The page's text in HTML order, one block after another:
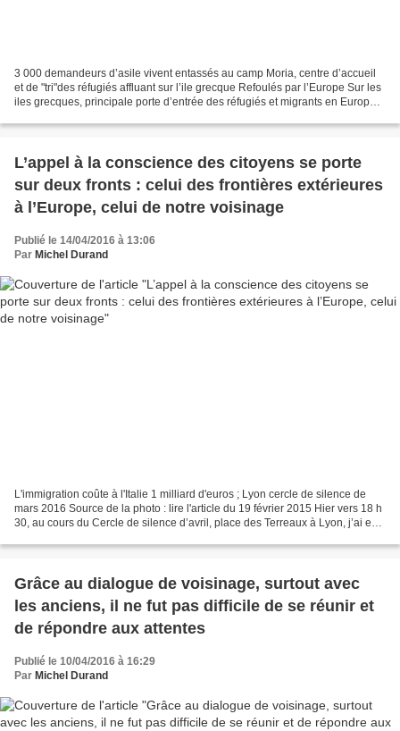
3 000 demandeurs d’asile vivent entassés au camp Moria, centre d’accueil
et de "tri"des réfugiés affluant sur l’ile grecque Refoulés par l’Europe Sur les
iles grecques, principale porte d’entrée des réfugiés et migrants en Europe
L’appel à la conscience des citoyens se porte
sur deux fronts : celui des frontières extérieures
à l’Europe, celui de notre voisinage
Publié le 14/04/2016 à 13:06
Par Michel Durand
L'immigration coûte à l'Italie 1 milliard d'euros ; Lyon cercle de silence de
mars 2016 Source de la photo : lire l'article du 19 février 2015 Hier vers 18 h
30, au cours du Cercle de silence d’avril, place des Terreaux à Lyon, j’ai eu
Grâce au dialogue de voisinage, surtout avec
les anciens, il ne fut pas difficile de se réunir et
de répondre aux attentes
Publié le 10/04/2016 à 16:29
Par Michel Durand